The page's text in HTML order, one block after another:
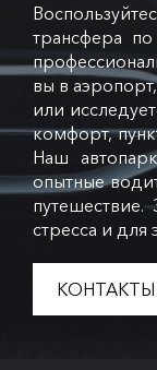
трансфера
вы в
или
комфорт,
Наш
опытные
стресса и для
КОНТАКТЫ